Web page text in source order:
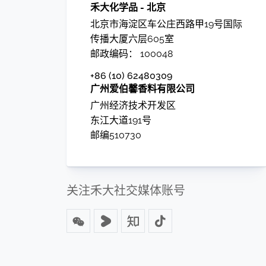
禾大化学品 - 北京
北京市海淀区车公庄西路甲19号国际
传播大厦六层605室
邮政编码： 100048
+86 (10) 62480309
广州爱伯馨香料有限公司
广州经济技术开发区
东江大道191号
邮编510730
关注禾大社交媒体账号
WechatYoukuZhihu Tiktok